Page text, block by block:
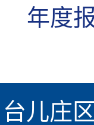
年度
台儿庄